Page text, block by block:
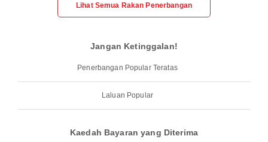
Lihat Semua Rakan Penerbangan
Jangan Ketinggalan!
Penerbangan Popular Teratas
Laluan Popular
Kaedah Bayaran yang Diterima